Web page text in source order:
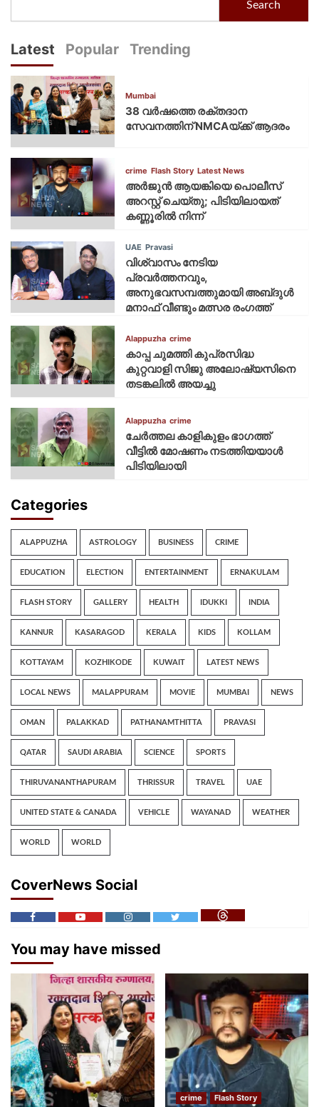
Search
Latest Popular Trending
Mumbai
38 വർഷത്തെ രക്തദാന
സേവനത്തിന് NMCAയ്ക്ക് ആദരം
crime Flash Story Latest News
അർജുൻ ആയങ്കിയെ പൊലീസ്
അറസ്റ്റ് ചെയ്‌തു; പിടിയിലായത്
കണ്ണൂരിൽ നിന്ന്
UAE Pravasi
വിശ്വാസം നേടിയ
പ്രവർത്തനവും,
അനുഭവസമ്പത്തുമായി അബ്‌ദുൾ
മനാഫ് വീണ്ടും മത്സര രംഗത്ത്
Alappuzha crime
കാപ്പ ചുമത്തി കുപ്രസിദ്ധ
കുറ്റവാളി സിജു അലോഷ്യസിനെ
തടങ്കലിൽ അയച്ചു
Alappuzha crime
ചേർത്തല കാളികുളം ഭാഗത്ത്
വീട്ടിൽ മോഷണം നടത്തിയയാൾ
പിടിയിലായി
Categories
ALAPPUZHA ASTROLOGY BUSINESS CRIME
EDUCATION ELECTION ENTERTAINMENT ERNAKULAM
FLASH STORY GALLERY HEALTH IDUKKI INDIA
KANNUR KASARAGOD KERALA KIDS KOLLAM
KOTTAYAM KOZHIKODE KUWAIT LATEST NEWS
LOCAL NEWS MALAPPURAM MOVIE MUMBAI NEWS
OMAN PALAKKAD PATHANAMTHITTA PRAVASI
QATAR SAUDI ARABIA SCIENCE SPORTS
THIRUVANANTHAPURAM THRISSUR TRAVEL UAE
UNITED STATE & CANADA VEHICLE WAYANAD WEATHER
WORLD WORLD
CoverNews Social
You may have missed
crime
Flash Story